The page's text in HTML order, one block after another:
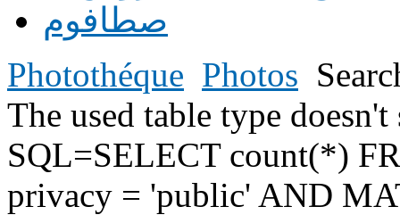
صطافوم
Photothéque Photos
The used table type
SQL=SELECT count(*)
privacy = 'public' AND